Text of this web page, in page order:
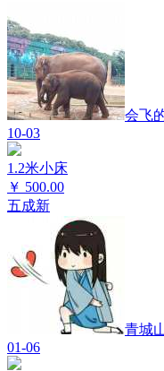
会飞
10-03
1.2米小床
￥ 500.00
五成新
青城
01-06